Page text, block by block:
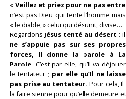
« Veillez et priez pour ne pas
n’est pas Dieu qui tente l’homme mais
« le diable, » celui qui désunit, divise…
Regardons Jésus tenté au désert : Il
ne s’appuie pas sur ses propres
forces, Il donne la parole à La
Parole. C’est par elle, qu’Il va déjouer
le tentateur ; par elle qu’Il ne laisse
pas prise au tentateur. Pour cela,
la faire sienne pour qu’elle demeure